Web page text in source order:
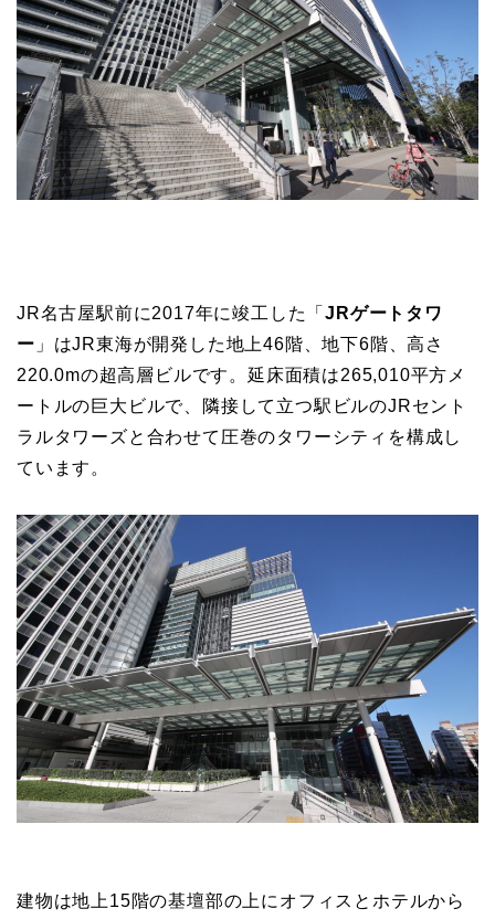
JR名古屋駅前に2017年に竣工した「JRゲートタワ
ー 」はJR東海が開発した地上46階、地下6階、高さ
220.0mの超高層ビルです。延床面積は265,010平方メ
ートルの巨大ビルで、隣接して立つ駅ビルのJRセント
ラルタワーズと合わせて圧巻のタワーシティを構成し
ています。
建物は地上15階の基壇部の上にオフィスとホテルから